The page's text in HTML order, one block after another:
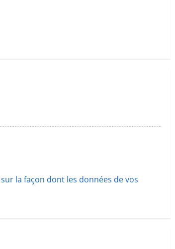
la façon dont les données de vos